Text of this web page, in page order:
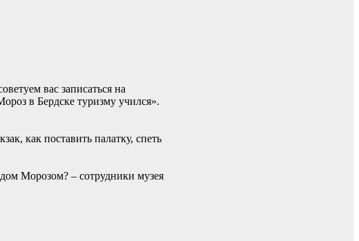
вас записаться на
в Бердске туризму учился».
как поставить палатку, спеть
Морозом? – сотрудники музея